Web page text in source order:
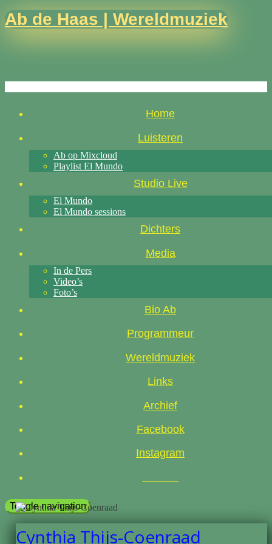
Ab de Haas | Wereldmuziek
Home
Luisteren
Ab op Mixcloud
Playlist El Mundo
Studio Live
El Mundo
El Mundo sessions
Dichters
Media
In de Pers
Video’s
Foto’s
Bio Ab
Programmeur
Wereldmuziek
Links
Archief
Facebook
Instagram
Toggle navigation
Cynthia Thijs-Coenraad